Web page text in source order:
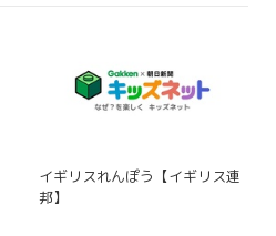
イギリスれんぽう【イギリス連
邦】